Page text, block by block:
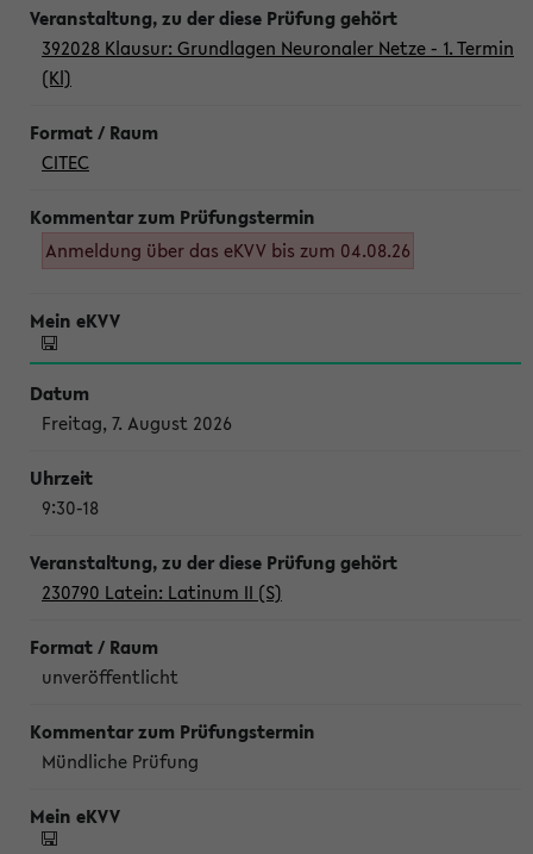
392028 Klausur: Grundlagen Neuronaler Netze - 1. Termin
(Kl)
CITEC
Anmeldung über das eKVV bis zum 04.08.26
Freitag, 7. August 2026
9:30-18
230790 Latein: Latinum II (S)
unveröffentlicht
Mündliche Prüfung